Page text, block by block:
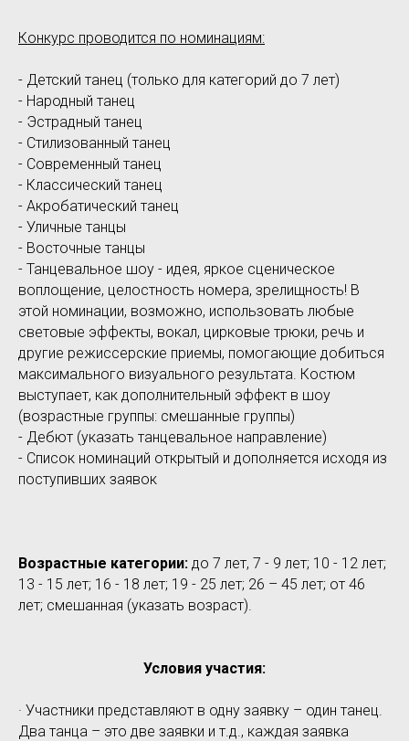
Конкурс проводится по номинациям:
- Детский танец (только для категорий до 7 лет)
- Народный танец
- Эстрадный танец
- Стилизованный танец
- Современный танец
- Классический танец
- Акробатический танец
- Уличные танцы
- Восточные танцы
- Танцевальное шоу - идея, яркое сценическое
воплощение, целостность номера, зрелищность! В
этой номинации, возможно, использовать любые
световые эффекты, вокал, цирковые трюки, речь и
другие режиссерские приемы, помогающие добиться
максимального визуального результата. Костюм
выступает, как дополнительный эффект в шоу
(возрастные группы: смешанные группы)
- Дебют (указать танцевальное направление)
- Список номинаций открытый и дополняется исходя из
поступивших заявок
Возрастные категории: до 7 лет, 7 - 9 лет; 10 - 12 лет;
13 - 15 лет; 16 - 18 лет; 19 - 25 лет; 26 – 45 лет; от 46
лет; смешанная (указать возраст).
Условия участия:
· Участники представляют в одну заявку – один танец.
Два танца – это две заявки и т.д., каждая заявка